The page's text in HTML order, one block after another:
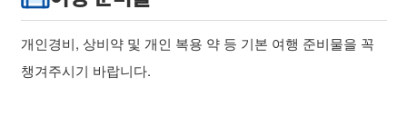
개인경비, 상비약 및 개인 복용 약 등 기본 여행 준비물을 꼭
챙겨주시기 바랍니다.